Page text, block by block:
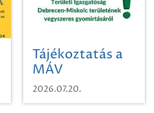
Tájékoztatás a
MÁV
Pályaműködtetési
Zrt. Területi
2026.07.20.